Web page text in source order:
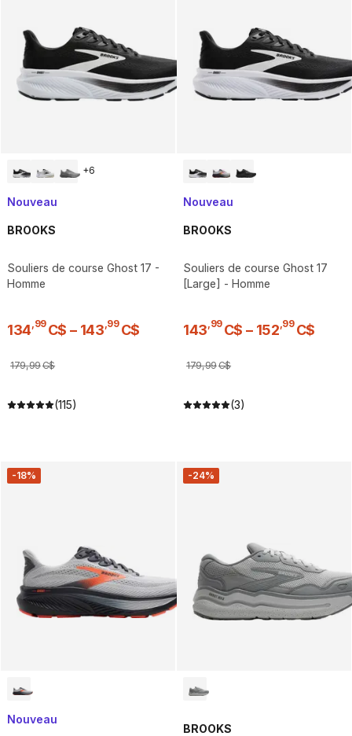
+6
Nouveau
BROOKS
Souliers de course Ghost 17 -
Homme
134 99 C$ – 143 99 C$
179,99C$
(115)
Nouveau
BROOKS
Souliers de course Ghost 17
[Large] - Homme
143 99 C$ – 152 99 C$
179,99C$
(3)
-18%
Nouveau
-24%
BROOKS